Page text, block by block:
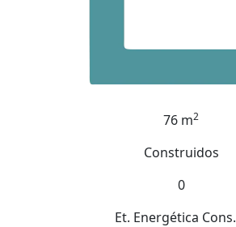
76 m2
Construidos
0
Et. Energética Cons.